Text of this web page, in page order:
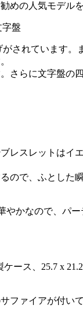
めの人気モデルを
されています。
さらに文字盤の
レスレットは
ので、ふとした
かなので、パ
ース、25.7 x
ァイアが付